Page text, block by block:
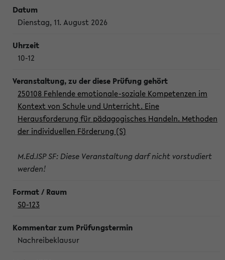
Dienstag, 11. August 2026
10-12
250108 Fehlende emotionale-soziale Kompetenzen im
Kontext von Schule und Unterricht. Eine
Herausforderung für pädagogisches Handeln. Methoden
der individuellen Förderung (S)
M.Ed.ISP SF: Diese Veranstaltung darf nicht vorstudiert
werden!
S0-123
Nachreibeklausur